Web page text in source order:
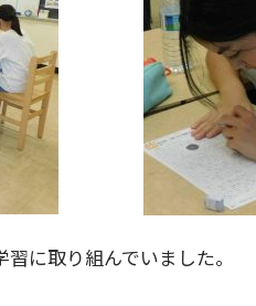
に取り組んでいました。